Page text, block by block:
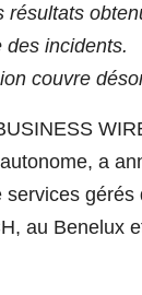
résultats
des incidents.
couvre
a
services
au Benelux